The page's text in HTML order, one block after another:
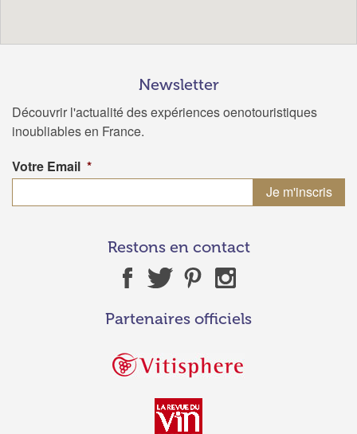
Newsletter
Découvrir l'actualité des expériences oenotouristiques
inoubliables en France.
Votre Email *
Restons en contact
Partenaires officiels